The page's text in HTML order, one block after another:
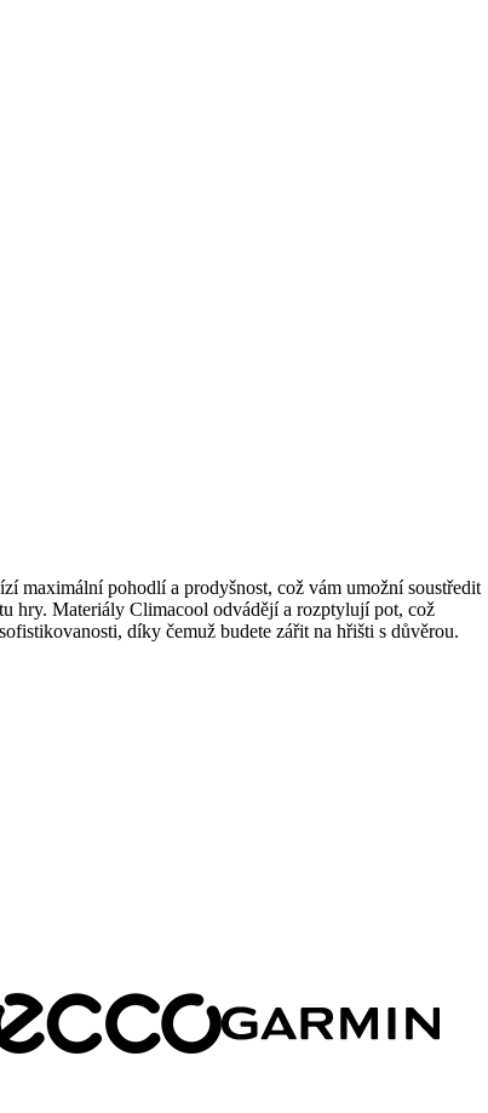
maximální pohodlí a prodyšnost, což vám umožní soustředit
hry. Materiály Climacool odvádějí a rozptylují pot, což
díky čemuž budete zářit na hřišti s důvěrou.